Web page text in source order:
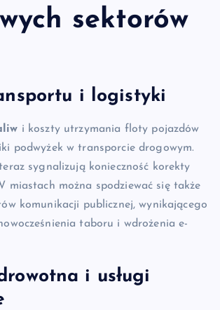
sektorów
i logistyki
i koszty utrzymania floty pojazdów
podwyżek w transporcie drogowym.
sygnalizują konieczność korekty
miastach można spodziewać się także
komunikacji publicznej, wynikającego
taboru i wdrożenia e-
i usługi